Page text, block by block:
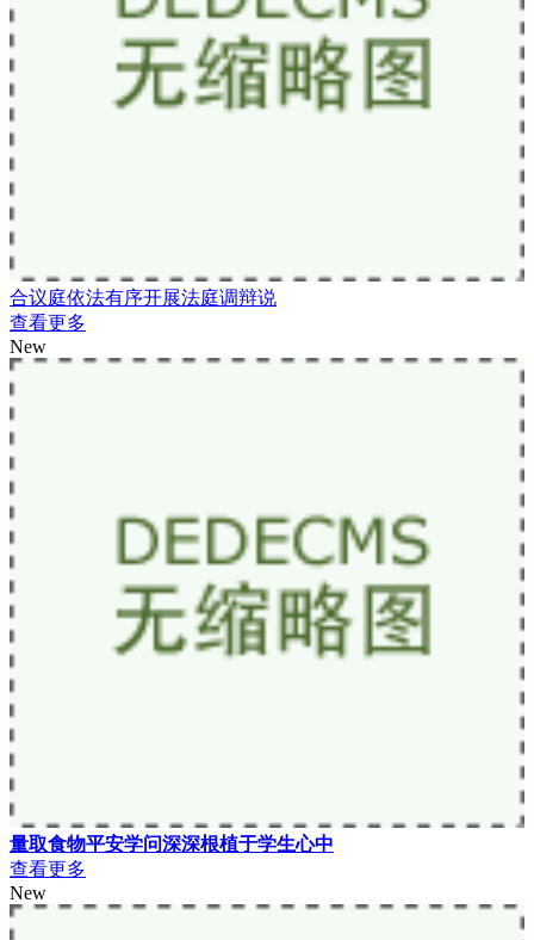
合议庭依法有序开展法庭调辩说
查看更多
New
量取食物平安学问深深根植于学生心中
查看更多
New